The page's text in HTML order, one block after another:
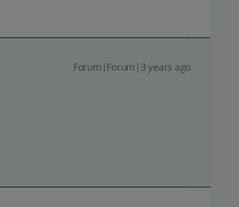
Forum|Forum|3 years ago